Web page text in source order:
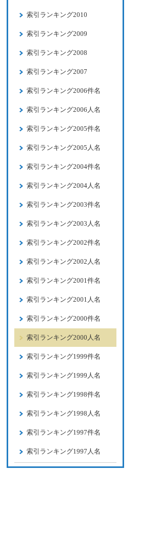
索引ランキング2010
索引ランキング2009
索引ランキング2008
索引ランキング2007
索引ランキング2006件名
索引ランキング2006人名
索引ランキング2005件名
索引ランキング2005人名
索引ランキング2004件名
索引ランキング2004人名
索引ランキング2003件名
索引ランキング2003人名
索引ランキング2002件名
索引ランキング2002人名
索引ランキング2001件名
索引ランキング2001人名
索引ランキング2000件名
索引ランキング2000人名
索引ランキング1999件名
索引ランキング1999人名
索引ランキング1998件名
索引ランキング1998人名
索引ランキング1997件名
索引ランキング1997人名